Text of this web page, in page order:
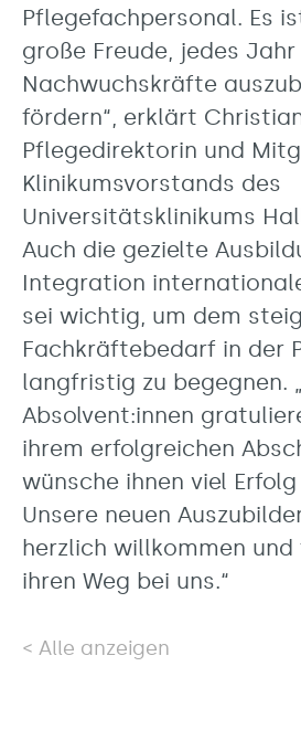
Pflegefachpersonal. Es
große Freude, jedes Jahr
Nachwuchskräfte
fördern“, erklärt
Pflegedirektorin und
Klinikumsvorstands des
Universitätsklinikums
Auch die gezielte
Integration
sei wichtig, um dem
Fachkräftebedarf in der
langfristig zu begegnen.
Absolvent:innen
ihrem erfolgreichen
wünsche ihnen viel
Unsere neuen
herzlich willkommen
ihren Weg bei uns.“
Alle anzeigen